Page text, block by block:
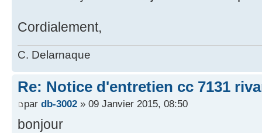
Cordialement,
C. Delarnaque
Re: Notice d'entretien cc 7131
par db-3002 » 09 Janvier 2015, 08:50
bonjour